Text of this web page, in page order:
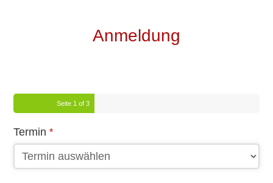
Anmeldung
Seite 1 of 3
Termin *